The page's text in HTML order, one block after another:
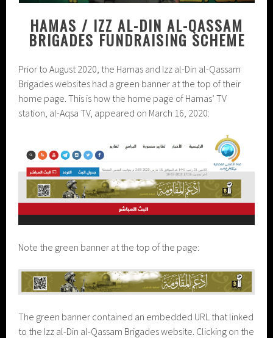
HAMAS / IZZ AL-DIN AL-QASSAM
BRIGADES FUNDRAISING SCHEME
Prior to August 2020, the Hamas and Izz al-Din al-Qassam
Brigades websites had a green banner at the top of their
home page. This is how the home page of Hamas’ TV
station, al-Aqsa TV, appeared on March 16, 2020:
Note the green banner at the top of the page:
The green banner contained an embedded URL that linked
to the Izz al-Din al-Qassam Brigades website. Clicking on the